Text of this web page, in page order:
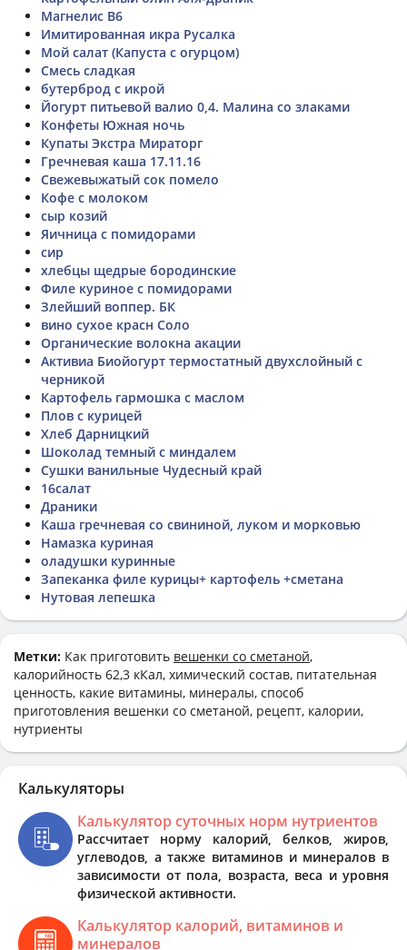
Магнелис В6
Имитированная икра Русалка
Мой салат (Капуста с огурцом)
Смесь сладкая
бутерброд с икрой
Йогурт питьевой валио 0,4. Малина со злаками
Конфеты Южная ночь
Купаты Экстра Мираторг
Гречневая каша 17.11.16
Свежевыжатый сок помело
Кофе с молоком
сыр козий
Яичница с помидорами
сир
хлебцы щедрые бородинские
Филе куриное с помидорами
Злейший воппер. БК
вино сухое красн Соло
Органические волокна акации
Активиа Биойогурт термостатный двухслойный с
черникой
Картофель гармошка с маслом
Плов с курицей
Хлеб Дарницкий
Шоколад темный с миндалем
Сушки ванильные Чудесный край
16салат
Драники
Каша гречневая со свининой, луком и морковью
Намазка куриная
оладушки куринные
Запеканка филе курицы+ картофель +сметана
Нутовая лепешка
Метки: Как приготовить вешенки со сметаной,
калорийность 62,3 кКал, химический состав, питательная
ценность, какие витамины, минералы, способ
приготовления вешенки со сметаной, рецепт, калории,
нутриенты
Калькуляторы
Калькулятор суточных норм нутриентов
Рассчитает норму калорий, белков, жиров,
углеводов, а также витаминов и минералов в
зависимости от пола, возраста, веса и уровня
физической активности.
Калькулятор калорий, витаминов и
минералов